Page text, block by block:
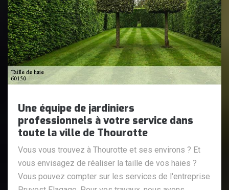
Une équipe de jardiniers
professionnels à votre service dans
toute la ville de Thourotte
Vous vous trouvez à Thourotte et ses environs ? Et
vous envisagez de réaliser la taille de vos haies ?
Vous pouvez compter sur les services de l'entreprise